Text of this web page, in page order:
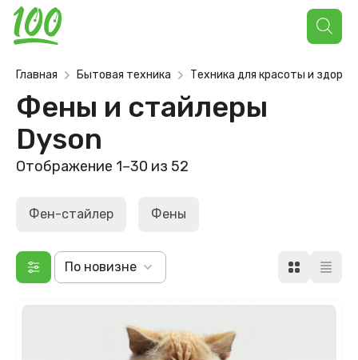
Поиск
товаров
Главная Бытовая техника Техника для красоты и
Фены и стайлеры
Dyson
Отображение 1–30 из 52
Фен-стайлер Фены
По новизне